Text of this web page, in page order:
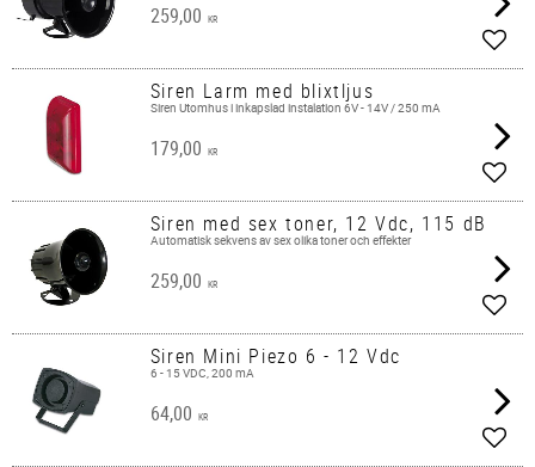
259,00 KR
Add
Siren Larm med blixtljus
Siren Utomhus i inkapslad instalation 6V - 14V / 250 mA
179,00 KR
Add
Siren med sex toner, 12 Vdc, 115 dB
Automatisk sekvens av sex olika toner och effekter
259,00 KR
Add
Siren Mini Piezo 6 - 12 Vdc
6 - 15 VDC, 200 mA
64,00 KR
Add